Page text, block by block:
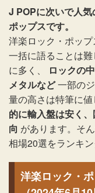
J POPに次いで人気
ポップスです。
洋楽ロック・ポッ
一括に語ることは
に多く、
ロックの
メタルなど一部の
量の高さは特筆に値
的に輸入盤は安く
向 があります。そ
相場20選をランキ
洋楽ロック・